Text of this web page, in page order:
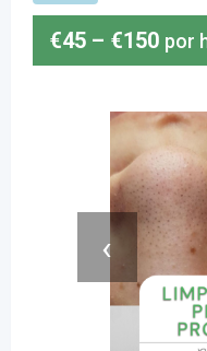
€45 – €150 por
‹